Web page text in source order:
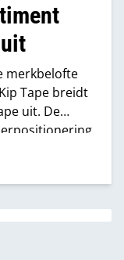
merkbelofte
Tape breidt
uit. De
van
en